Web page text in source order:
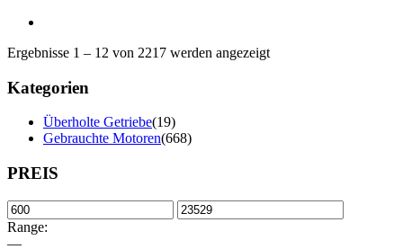
Ergebnisse 1 – 12 von 2217 werden angezeigt
Kategorien
Überholte Getriebe(19)
Gebrauchte Motoren(668)
PREIS
Range:
—